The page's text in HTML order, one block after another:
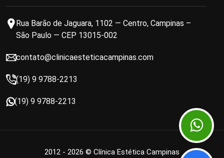
Rua Barão de Jaguara, 1102 — Centro, Campinas –
São Paulo — CEP 13015-002
contato@clinicaesteticacampinas.com
(19) 9 9788-2213
(19) 9 9788-2213
2012 - 2026 © Clínica Estética Campinas